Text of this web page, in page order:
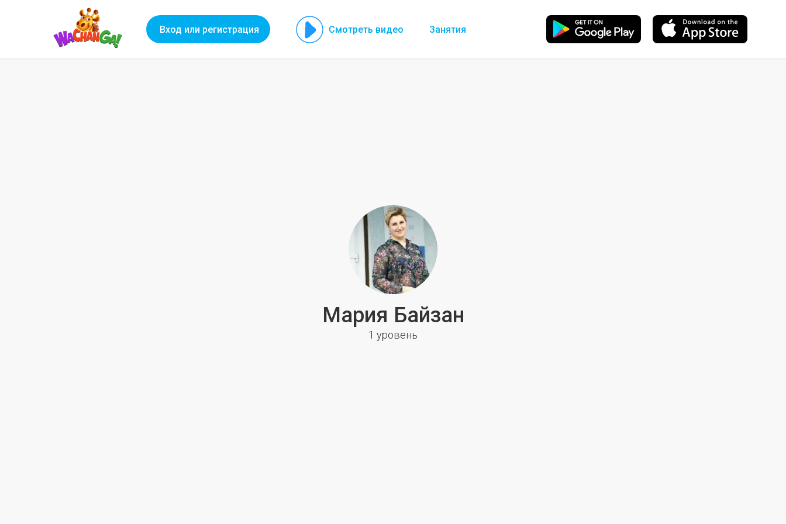
Вход или регистрация Смотреть видео Занятия
Мария Байзан
1 уровень